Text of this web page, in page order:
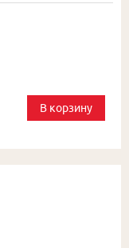
В корзину